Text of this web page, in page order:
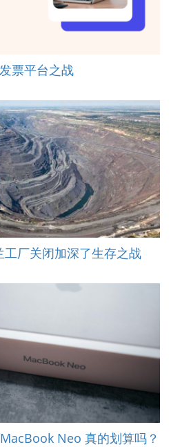
票平台之战
厂关闭加深了生存之战
Neo 真的划算吗？